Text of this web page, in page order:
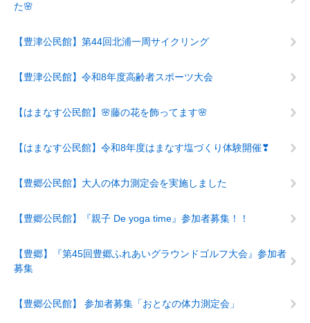
た🌸
【豊津公民館】第44回北浦一周サイクリング
【豊津公民館】令和8年度高齢者スポーツ大会
【はまなす公民館】🌸藤の花を飾ってます🌸
【はまなす公民館】令和8年度はまなす塩づくり体験開催❣
【豊郷公民館】大人の体力測定会を実施しました
【豊郷公民館】『親子 De yoga time』参加者募集！！
【豊郷】『第45回豊郷ふれあいグラウンドゴルフ大会』参加者
募集
【豊郷公民館】 参加者募集「おとなの体力測定会」